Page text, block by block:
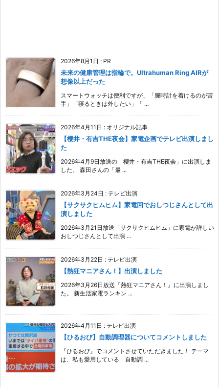
2026年8月1日 : PR
未来の健康管理は指輪で。Ultrahuman Ring AIRが
想像以上だった
スマートウォッチは便利ですが、「腕時計を着けるのが苦
手」「寝るときは外したい」「 ...
2026年4月11日 : オリジナル記事
【櫻井・有吉THE夜会】家電企画でテレビ出演しまし
た
2026年4月9日放送の「櫻井・有吉THE夜会」に出演しま
した。 森田さんの「最 ...
2026年3月24日 : テレビ出演
【サクサクヒムヒム】家電回でおしつじさんとして出
演しました
2026年3月21日放送「サクサクヒムヒム」に家電が詳しい
おしつじさんとして出演 ...
2026年3月22日 : テレビ出演
【熱狂マニアさん！】出演しました
2026年3月26日放送『熱狂マニアさん！』に出演しまし
た。 新生活家電ランキン ...
2026年4月11日 : テレビ出演
【ひるおび】自動調理器についてコメントしました
『ひるおび』でコメントさせていただきました！ テーマ
は、私も愛用している「自動調 ...